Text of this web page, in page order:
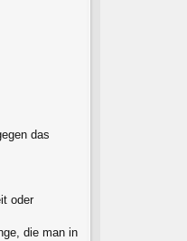
das
oder
die man in